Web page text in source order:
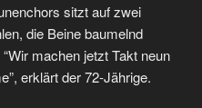
sitzt auf zwei
die Beine baumelnd
machen jetzt Takt neun
erklärt der 72-Jährige.